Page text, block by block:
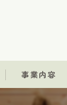
事業内容